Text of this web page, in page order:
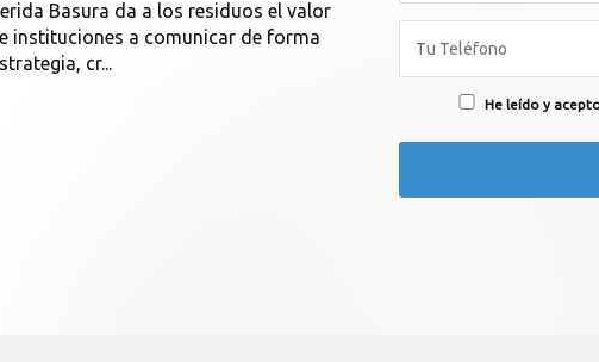
Basura da a los residuos el valor
instituciones a comunicar de forma
cr...
He leído y